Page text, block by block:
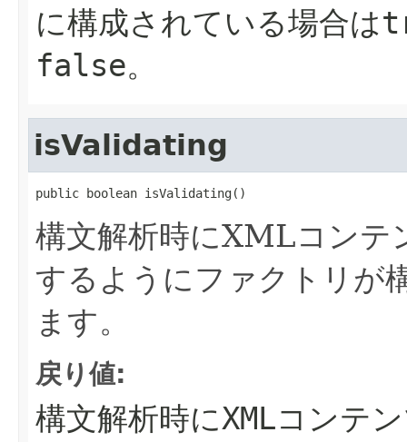
に構成されている場合
false。
isValidating
public boolean isValidating()
構文解析時にXMLコンテ
するようにファクトリが
ます。
戻り値:
構文解析時にXMLコンテ